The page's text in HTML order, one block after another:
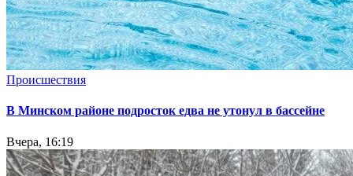
Происшествия
В Минском районе подросток едва не утонул в бассейне
Вчера, 16:19